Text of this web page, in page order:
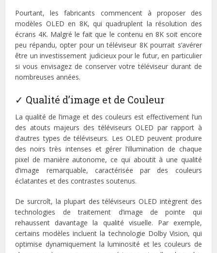
Pourtant, les fabricants commencent à proposer des
modèles OLED en 8K, qui quadruplent la résolution des
écrans 4K. Malgré le fait que le contenu en 8K soit encore
peu répandu, opter pour un téléviseur 8K pourrait s’avérer
être un investissement judicieux pour le futur, en particulier
si vous envisagez de conserver votre téléviseur durant de
nombreuses années.
✓ Qualité d’image et de Couleur
La qualité de l’image et des couleurs est effectivement l’un
des atouts majeurs des téléviseurs OLED par rapport à
d’autres types de téléviseurs. Les OLED peuvent produire
des noirs très intenses et gérer l’illumination de chaque
pixel de manière autonome, ce qui aboutit à une qualité
d’image remarquable, caractérisée par des couleurs
éclatantes et des contrastes soutenus.
De surcroît, la plupart des téléviseurs OLED intègrent des
technologies de traitement d’image de pointe qui
rehaussent davantage la qualité visuelle. Par exemple,
certains modèles incluent la technologie Dolby Vision, qui
optimise dynamiquement la luminosité et les couleurs de